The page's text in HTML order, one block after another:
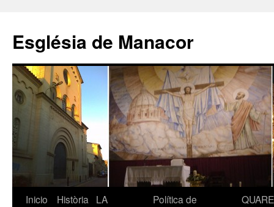
contenido
Església de Manacor
Inicio Història
LA
Política de